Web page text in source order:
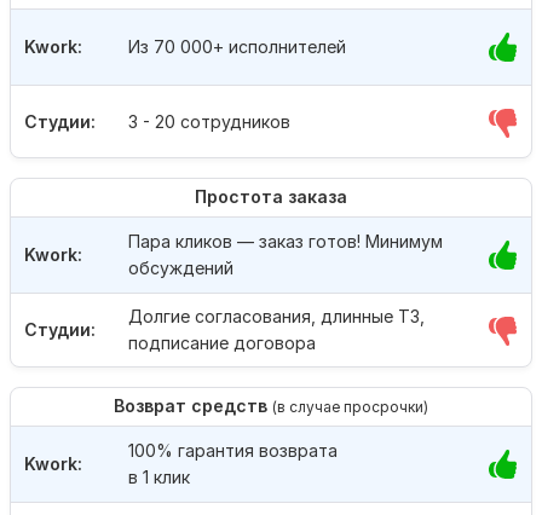
Студии: 3 - 20 сотрудников
Kwork: Из 70 000+ исполнителей
Простота заказа
Студии:
Долгие согласования, длинные ТЗ,
подписание договора
Kwork:
Пара кликов — заказ готов! Минимум
обсуждений
Возврат средств (в случае просрочки)
Kwork:
100% гарантия возврата
в 1 клик